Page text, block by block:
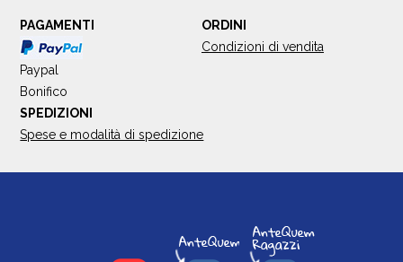
PAGAMENTI
Paypal
Bonifico
ORDINI
Condizioni di vendita
SPEDIZIONI
Spese e modalità di spedizione